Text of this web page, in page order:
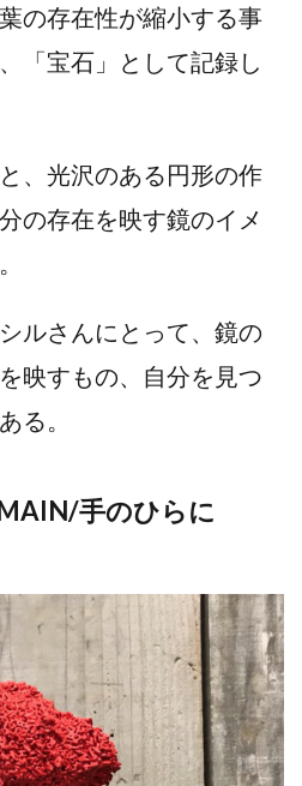
の存在性が縮小する事
「宝石」として記録し
、光沢のある円形の作
の存在を映す鏡のイメ
ルさんにとって、鏡の
映すもの、自分を見つ
る。
手のひらに